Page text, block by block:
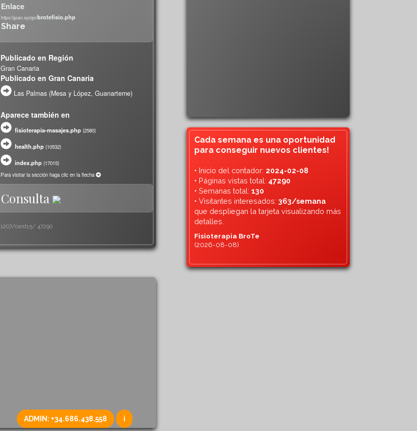
Enlace
https://gcan.xyz/go/brotefisio.php
Share
Publicado en Región
Gran Canaria
Publicado en Gran Canaria
Las Palmas (Mesa y López, Guanarteme)
Aparece también en
fisioterapia-masajes.php (2580)
health.php (10532)
index.php (17015)
Para visitar la sección haga clic en la flecha
Consulta
1207/card15/ 47290
Cada semana es una oportunidad
para conseguir nuevos clientes!
• Inicio del contador: 2024-02-08
• Páginas vistas total: 47290
• Semanas total: 130
• Visitantes interesados: 363/semana
que despliegan la tarjeta visualizando más
detalles.
Fisioterapia BroTe
(2026-08-08)
ADMIN: +34.686.438.558 i